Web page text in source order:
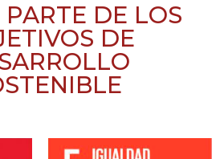
DE LOS
DE